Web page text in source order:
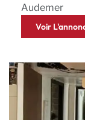
Audemer
Voir